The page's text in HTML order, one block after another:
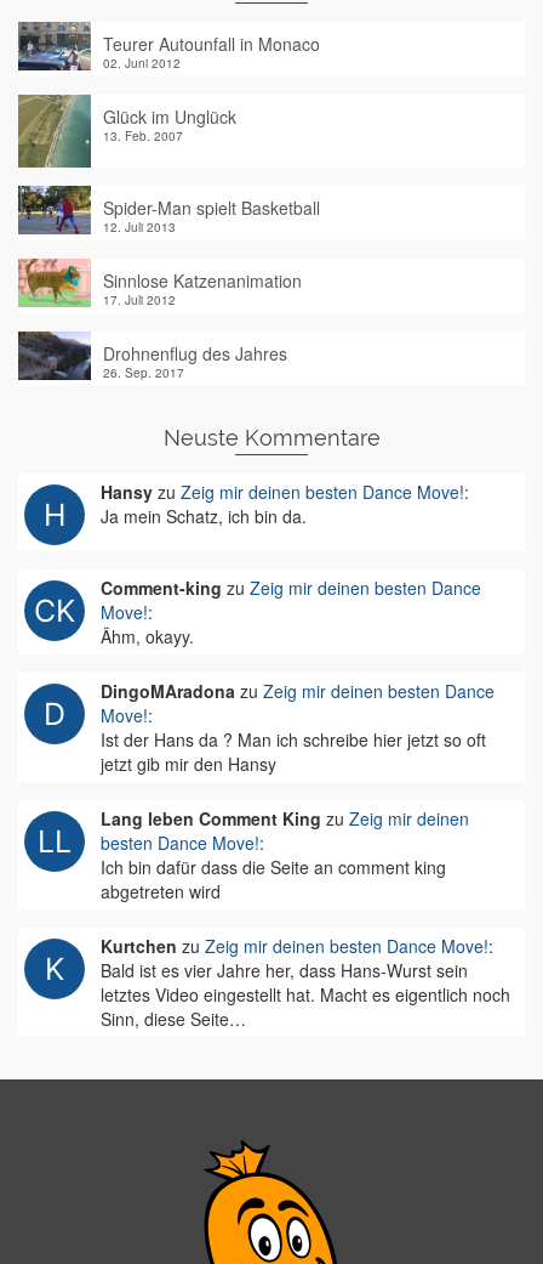
Teurer Autounfall in Monaco
02. Juni 2012
Glück im Unglück
13. Feb. 2007
Spider-Man spielt Basketball
12. Juli 2013
Sinnlose Katzenanimation
17. Juli 2012
Drohnenflug des Jahres
26. Sep. 2017
Neuste Kommentare
Hansy zu Zeig mir deinen besten Dance Move!:
Ja mein Schatz, ich bin da.
Comment-king zu Zeig mir deinen besten Dance
Move!:
Ähm, okayy.
DingoMAradona zu Zeig mir deinen besten Dance
Move!:
Ist der Hans da ? Man ich schreibe hier jetzt so oft
jetzt gib mir den Hansy
Lang leben Comment King zu Zeig mir deinen
besten Dance Move!:
Ich bin dafür dass die Seite an comment king
abgetreten wird
Kurtchen zu Zeig mir deinen besten Dance Move!:
Bald ist es vier Jahre her, dass Hans-Wurst sein
letztes Video eingestellt hat. Macht es eigentlich noch
Sinn, diese Seite…